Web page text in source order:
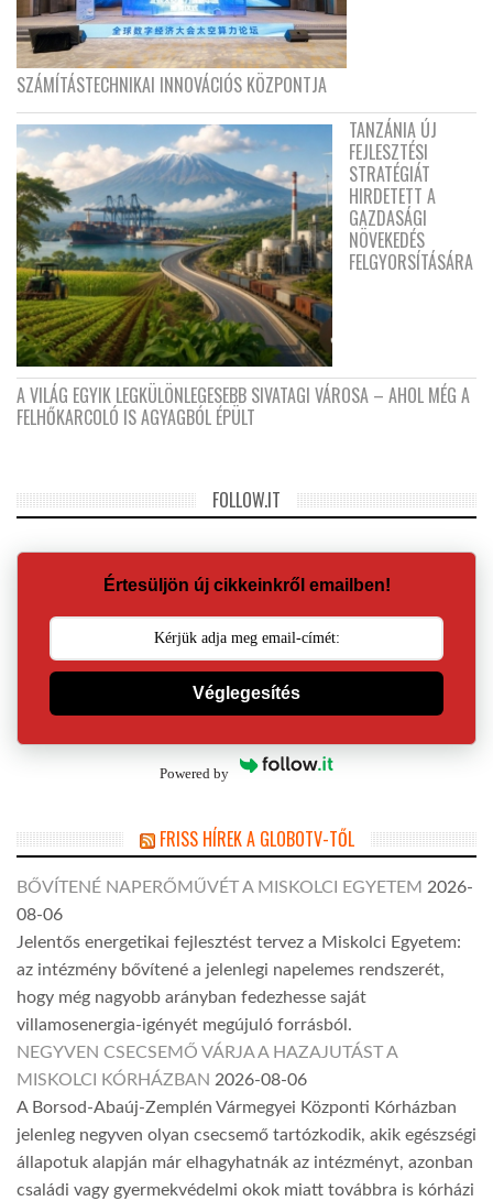
SZÁMÍTÁSTECHNIKAI INNOVÁCIÓS KÖZPONTJA
TANZÁNIA ÚJ
FEJLESZTÉSI
STRATÉGIÁT
HIRDETETT A
GAZDASÁGI
NÖVEKEDÉS
FELGYORSÍTÁSÁRA
A VILÁG EGYIK LEGKÜLÖNLEGESEBB SIVATAGI VÁROSA – AHOL MÉG A
FELHŐKARCOLÓ IS AGYAGBÓL ÉPÜLT
FOLLOW.IT
Értesüljön új cikkeinkről emailben!
Véglegesítés
Powered by
FRISS HÍREK A GLOBOTV-TŐL
BŐVÍTENÉ NAPERŐMŰVÉT A MISKOLCI EGYETEM 2026-
08-06
Jelentős energetikai fejlesztést tervez a Miskolci Egyetem:
az intézmény bővítené a jelenlegi napelemes rendszerét,
hogy még nagyobb arányban fedezhesse saját
villamosenergia-igényét megújuló forrásból.
NEGYVEN CSECSEMŐ VÁRJA A HAZAJUTÁST A
MISKOLCI KÓRHÁZBAN 2026-08-06
A Borsod-Abaúj-Zemplén Vármegyei Központi Kórházban
jelenleg negyven olyan csecsemő tartózkodik, akik egészségi
állapotuk alapján már elhagyhatnák az intézményt, azonban
családi vagy gyermekvédelmi okok miatt továbbra is kórházi